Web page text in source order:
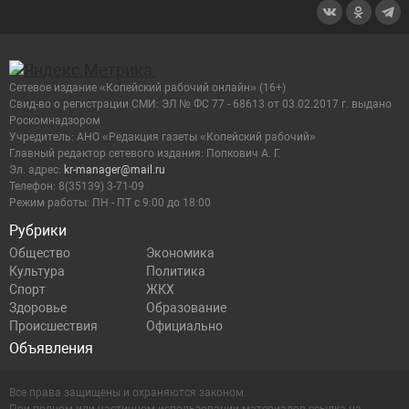
Рубрики
Общество
Экономика
Культура
Политика
Спорт
ЖКХ
Здоровье
Образование
Происшествия
Официально
Объявления
Сетевое издание «Копейский рабочий онлайн» (16+)
Cвид-во о регистрации СМИ: ЭЛ № ФС 77 - 68613 от 03.02.2017 г. выдано
Роскомнадзором
Учредитель: АНО «Редакция газеты «Копейский рабочий»
Главный редактор сетевого издания: Попкович А. Г.
Эл. адрес: kr-manager@mail.ru
Телефон: 8(35139) 3-71-09
Режим работы: ПН - ПТ с 9:00 до 18:00
Все права защищены и охраняются законом.